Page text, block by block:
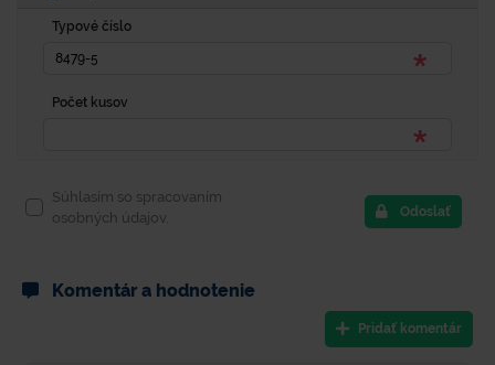
Typové číslo
Počet kusov
Súhlasím so spracovaním
osobných údajov.
Odoslať
Komentár a hodnotenie
Pridať komentár